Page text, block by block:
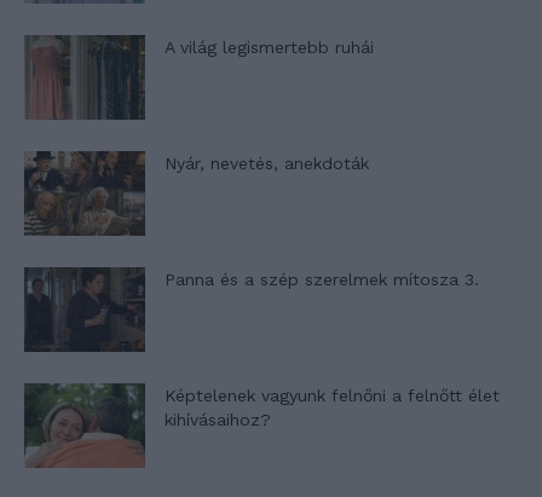
A világ legismertebb ruhái
Nyár, nevetés, anekdoták
Panna és a szép szerelmek mítosza 3.
Képtelenek vagyunk felnőni a felnőtt élet
kihívásaihoz?